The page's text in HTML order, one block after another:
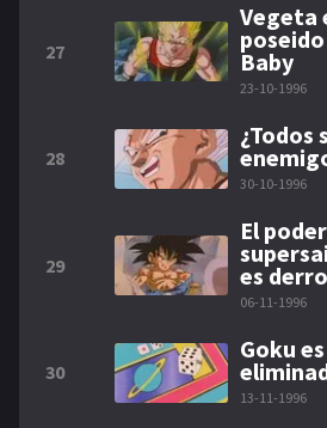
27
Vegeta
Baby
23-10-1996
28
¿Todos
30-10-1996
29
El
es
06-11-1996
30
Goku es
13-11-1996